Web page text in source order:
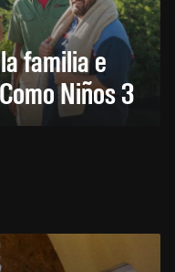
familia e
Niños 3